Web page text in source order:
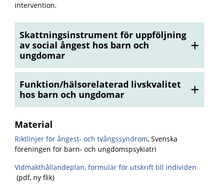
intervention.
Skattningsinstrument för uppföljning
av social ångest hos barn och
ungdomar
Funktion/hälsorelaterad livskvalitet
hos barn och ungdomar
Material
Riktlinjer för ångest- och tvångssyndrom, Svenska
föreningen för barn- och ungdomspsykiatri
Vidmakthållandeplan, formulär för utskrift till individen
(pdf, ny flik)